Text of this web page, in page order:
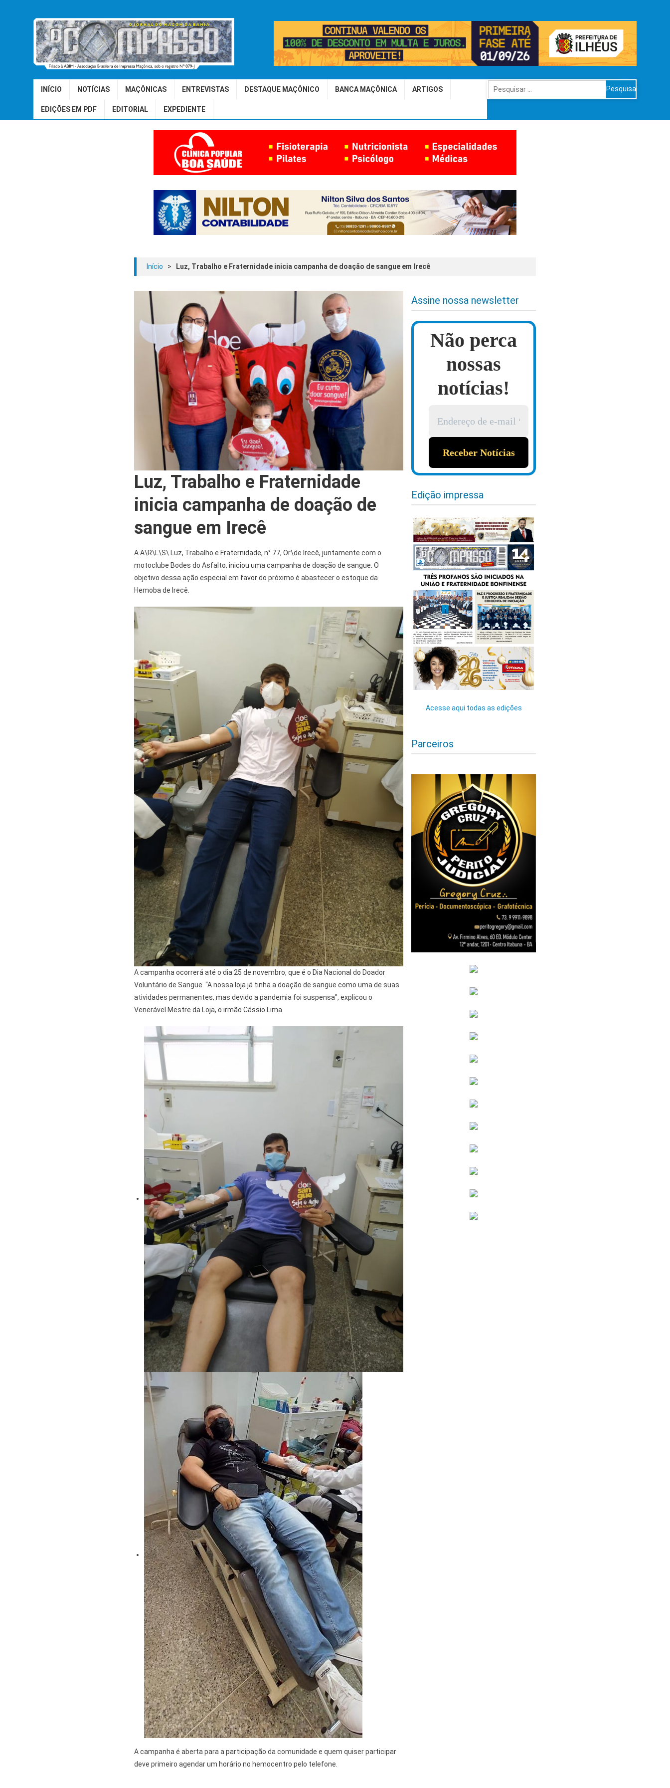
INÍCIO NOTÍCIAS MAÇÔNICAS ENTREVISTAS DESTAQUE MAÇÔNICO BANCA MAÇÔNICA ARTIGOS
EDIÇÕES EM PDF EDITORIAL EXPEDIENTE
Pesquisar
por:
Início > Luz, Trabalho e Fraternidade inicia campanha de doação de sangue em Irecê
Luz, Trabalho e Fraternidade
inicia campanha de doação de
sangue em Irecê
A A\R\L\S\ Luz, Trabalho e Fraternidade, n° 77, Or\de Irecê, juntamente com o
motoclube Bodes do Asfalto, iniciou uma campanha de doação de sangue. O
objetivo dessa ação especial em favor do próximo é abastecer o estoque da
Hemoba de Irecê.
A campanha ocorrerá até o dia 25 de novembro, que é o Dia Nacional do Doador
Voluntário de Sangue. “A nossa loja já tinha a doação de sangue como uma de suas
atividades permanentes, mas devido a pandemia foi suspensa”, explicou o
Venerável Mestre da Loja, o irmão Cássio Lima.
A campanha é aberta para a participação da comunidade e quem quiser participar
deve primeiro agendar um horário no hemocentro pelo telefone.
Assine nossa newsletter
Não perca
nossas
notícias!
Edição impressa
Acesse aqui todas as edições
Parceiros